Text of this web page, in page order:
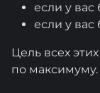
если у вас
если у вас
Цель всех
по максимуму.